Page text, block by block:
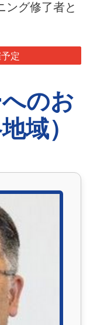
ング修了者と
定
のお
域）